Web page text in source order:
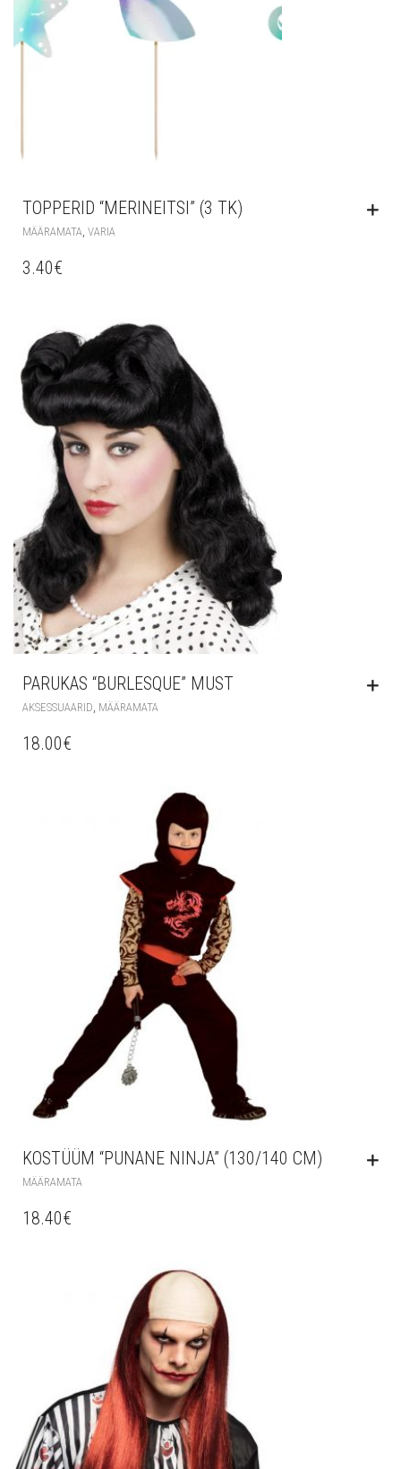
TOPPERID “MERINEITSI” (3 TK)
MÄÄRAMATA VARIA
3.40€
PARUKAS “BURLESQUE” MUST
AKSESSUAARID MÄÄRAMATA
18.00€
KOSTÜÜM “PUNANE NINJA” (130/140 CM)
MÄÄRAMATA
18.40€